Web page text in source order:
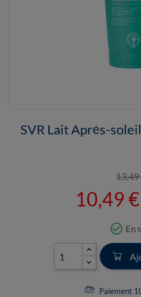
SVR Lait Après-
13,49
10,49 €
check_circle_outline En
Paiement